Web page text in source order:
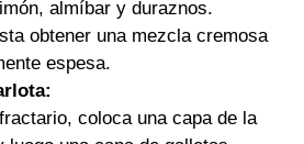
almíbar y duraznos.
obtener una mezcla cremosa
espesa.
coloca una capa de la